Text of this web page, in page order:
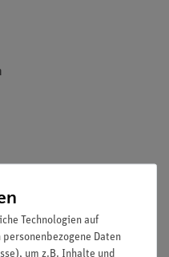
ab 300,- €
Technologien auf
Daten
um z.B. Inhalte und